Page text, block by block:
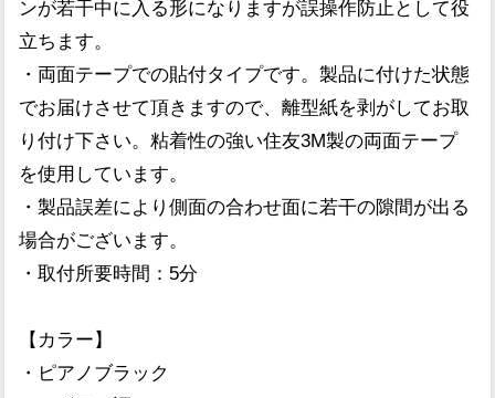
ンが若干中に入る形になりますが誤操作防止として役
立ちます。
・両面テープでの貼付タイプです。製品に付けた状態
でお届けさせて頂きますので、離型紙を剥がしてお取
り付け下さい。粘着性の強い住友3M製の両面テープ
を使用しています。
・製品誤差により側面の合わせ面に若干の隙間が出る
場合がございます。
・取付所要時間：5分
【カラー】
・ピアノブラック